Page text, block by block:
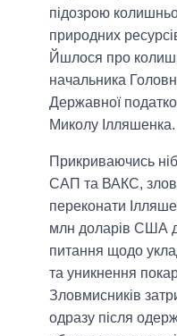
підозрою
природних
Йшлося про
начальника
Державної
Миколу Ілляшенка.
Прикриваючись
САП та ВАКС,
переконати
млн доларів США
питання щодо
та уникнення
Зловмисників
одразу після